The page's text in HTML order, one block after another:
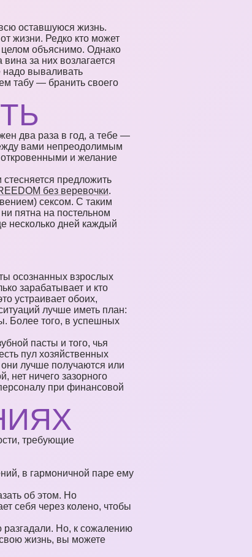
оставшуюся жизнь.
жизни. Редко кто может
объяснимо. Однако
за них возлагается
надо вываливать
табу — бранить своего
два раза в год, а тебе —
вами непреодолимым
и желание
предложить
без веревочки.
сексом. С таким
пятна на постельном
несколько дней каждый
осознанных взрослых
зарабатывает и кто
устраивает обоих,
лучше иметь план:
Более того, в успешных
пасты и того, чья
пул хозяйственных
лучше получаются или
нет ничего зазорного
при финансовой
требующие
в гармоничной паре ему
об этом. Но
себя через колено, чтобы
Но, к сожалению
жизнь, вы можете